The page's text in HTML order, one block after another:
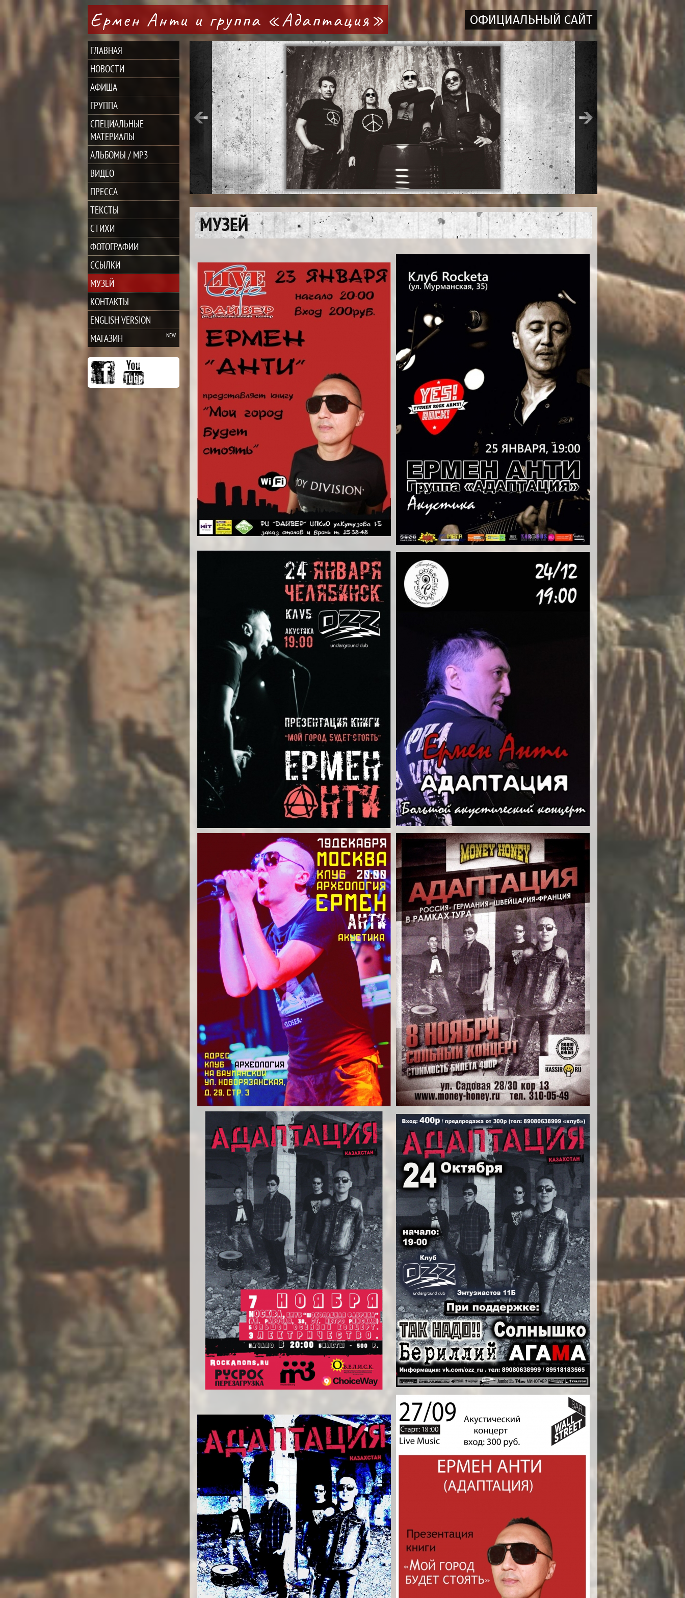
Ермен Анти и группа «Адаптация» ОФИЦИАЛЬНЫЙ САЙТ
ГЛАВНАЯ
НОВОСТИ
АФИША
ГРУППА
СПЕЦИАЛЬНЫЕ
МАТЕРИАЛЫ
АЛЬБОМЫ / MP3
ВИДЕО
ПРЕССА
ТЕКСТЫ
СТИХИ
ФОТОГРАФИИ
ССЫЛКИ
МУЗЕЙ
КОНТАКТЫ
ENGLISH VERSION
МАГАЗИН
МУЗЕЙ